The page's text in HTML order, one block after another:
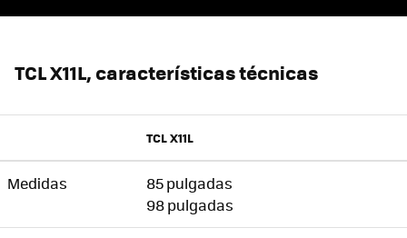
TCL X11L, características técnicas
TCL X11L
Medidas
85 pulgadas
98 pulgadas